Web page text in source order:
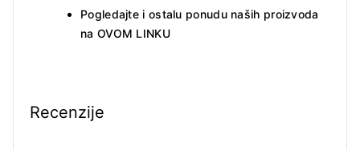
Pogledajte i ostalu ponudu naših proizvoda
na OVOM LINKU
Recenzije